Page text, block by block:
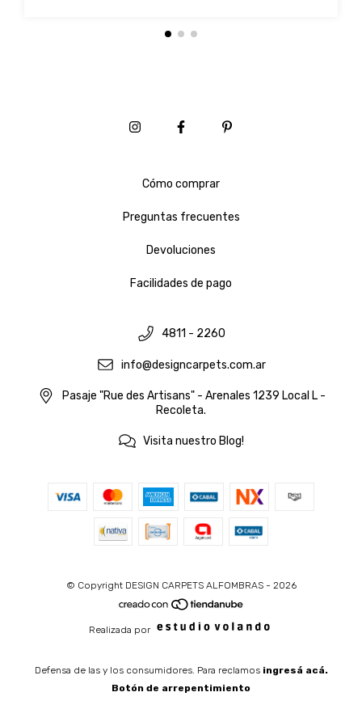
Cómo comprar
Preguntas frecuentes
Devoluciones
Facilidades de pago
4811 - 2260
info@designcarpets.com.ar
Pasaje "Rue des Artisans" - Arenales 1239 Local L -
Recoleta.
Visita nuestro Blog!
© Copyright DESIGN CARPETS ALFOMBRAS - 2026
Realizada por
Defensa de las y los consumidores. Para reclamos ingresá acá.
Botón de arrepentimiento